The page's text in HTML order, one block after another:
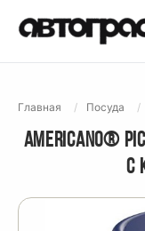
Главная Посуда
AMERICANO®
С